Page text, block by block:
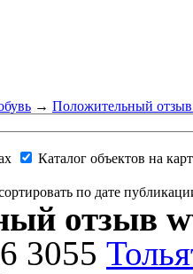
→ Положительный
Каталог объектов на
по дате
отзыв
3055